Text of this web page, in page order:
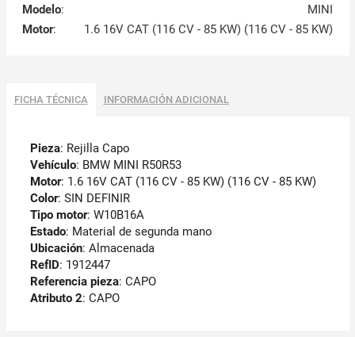
Modelo:
MINI
Motor: 1.6 16V CAT (116 CV - 85 KW) (116 CV - 85 KW)
FICHA TÉCNICA INFORMACIÓN ADICIONAL
Pieza: Rejilla Capo
Vehículo: BMW MINI R50R53
Motor: 1.6 16V CAT (116 CV - 85 KW) (116 CV - 85 KW)
Color: SIN DEFINIR
Tipo motor: W10B16A
Estado: Material de segunda mano
Ubicación: Almacenada
RefID: 1912447
Referencia pieza: CAPO
Atributo 2: CAPO